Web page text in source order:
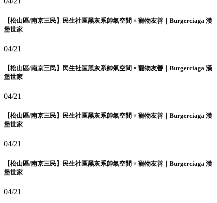
【松山區/南京三民】民生社區黑灰系帥氣空間 × 寵物友善｜Burgerciaga 漢
堡世家
04/21
【松山區/南京三民】民生社區黑灰系帥氣空間 × 寵物友善｜Burgerciaga 漢
堡世家
04/21
【松山區/南京三民】民生社區黑灰系帥氣空間 × 寵物友善｜Burgerciaga 漢
堡世家
04/21
【松山區/南京三民】民生社區黑灰系帥氣空間 × 寵物友善｜Burgerciaga 漢
堡世家
04/21